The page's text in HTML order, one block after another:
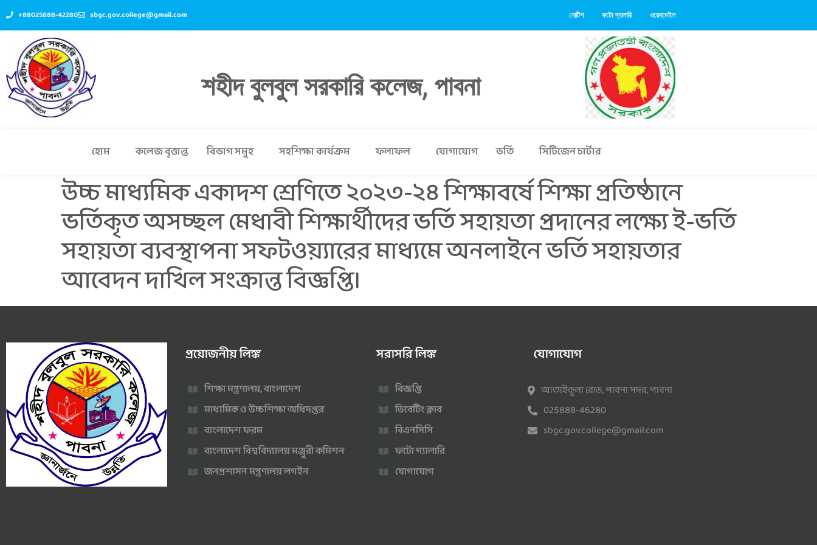
+88025888-42280 sbgc.gov.college@gmail.com নোটিশ ফটো গ্যালারি ওয়েবমেইল
শহীদ বুলবুল সরকারি কলেজ, পাবনা
হোম কলেজ বৃত্তান্ত বিভাগ সমুহ সহশিক্ষা কার্যক্রম ফলাফল যোগাযোগ ভর্তি সিটিজেন চার্টার
উচ্চ মাধ্যমিক একাদশ শ্রেণিতে ২০২৩-২৪ শিক্ষাবর্ষে শিক্ষা প্রতিষ্ঠানে
ভর্তিকৃত অসচ্ছল মেধাবী শিক্ষার্থীদের ভর্তি সহায়তা প্রদানের লক্ষ্যে ই-ভর্তি
সহায়তা ব্যবস্থাপনা সফটওয়্যারের মাধ্যমে অনলাইনে ভর্তি সহায়তার
আবেদন দাখিল সংক্রান্ত বিজ্ঞপ্তি।
প্রয়োজনীয় লিঙ্ক
শিক্ষা মন্ত্রণালয়, বাংলাদেশ
মাধ্যমিক ও উচ্চশিক্ষা অধিদপ্তর
বাংলাদেশ ফরম
বাংলাদেশ বিশ্ববিদ্যালয় মঞ্জুরী কমিশন
জনপ্রশাসন মন্ত্রণালয় লগইন
সরাসরি লিঙ্ক
বিজ্ঞপ্তি
ডিবেটিং ক্লাব
বিএনসিসি
ফটো গ্যালারি
যোগাযোগ
যোগাযোগ
আতাইকুলা রোড, পাবনা সদর, পাবনা
025888-46280
sbgc.gov.college@gmail.com